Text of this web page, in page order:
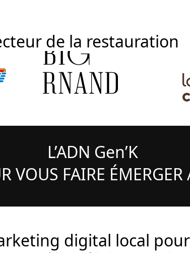
de la restauration
L’ADN Gen’K
VOUS FAIRE
digital local